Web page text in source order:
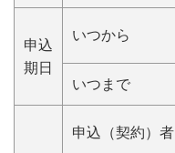
申込
期日
いつから
いつまで
申込（契約）者